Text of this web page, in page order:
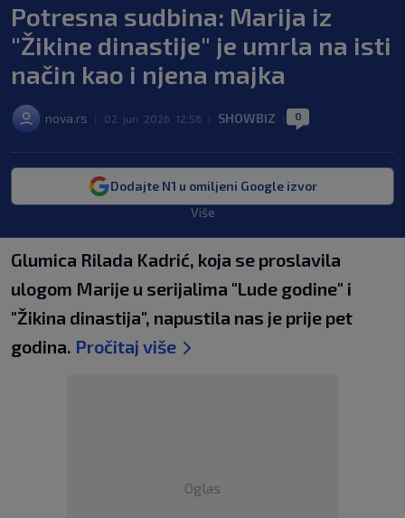
Potresna sudbina: Marija iz
"Žikine dinastije" je umrla na isti
način kao i njena majka
nova.rs 02. jun. 2026. 12:56 SHOWBIZ 0
Dodajte N1 u omiljeni Google izvor
Više
Glumica Rilada Kadrić, koja se proslavila
ulogom Marije u serijalima "Lude godine" i
"Žikina dinastija", napustila nas je prije pet
godina. Pročitaj više
Oglas